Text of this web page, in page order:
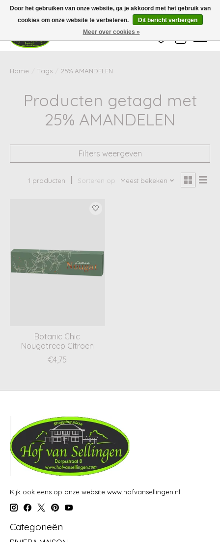
Wij zijn gesloten van 24 december tot en met 25 januari. Houd er rekening mee
dat de levertijd van uw bestelling in deze periode langer kan zijn dan
gebruikelijk.
Verlanglijst
Home Tags 25% AMANDELEN
Producten getagd met
25% AMANDELEN
Filters weergeven
1 producten Sorteren op Meest bekeken
Botanic Chic
Nougatreep Citroen
€4,75
Kijk ook eens op onze website www.hofvansellingen.nl
Categorieën
Door het gebruiken van onze website, ga je akkoord met het gebruik van
cookies om onze website te verbeteren.
Dit bericht verbergen
Meer over cookies »